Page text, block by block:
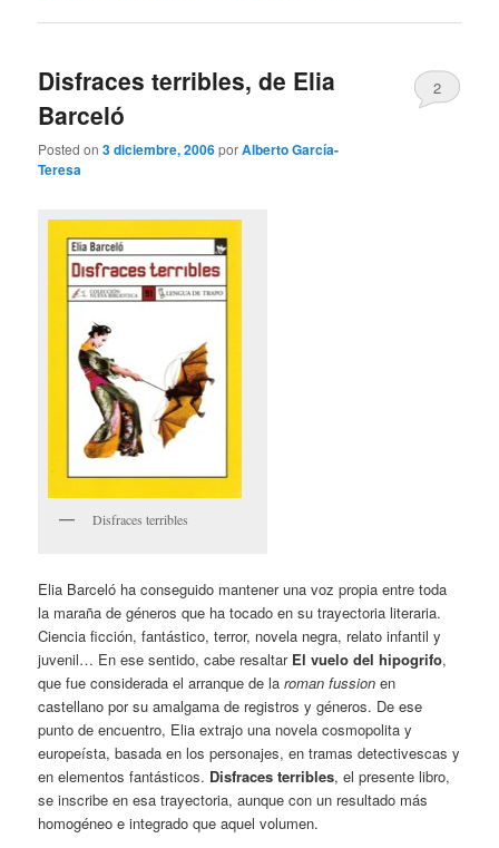
Disfraces terribles, de Elia
Barceló
Posted on3 diciembre, 2006porAlberto García-
Teresa
2
Disfraces terribles
Elia Barceló ha conseguido mantener una voz propia entre toda
la maraña de géneros que ha tocado en su trayectoria literaria.
Ciencia ficción, fantástico, terror, novela negra, relato infantil y
juvenil… En ese sentido, cabe resaltar El vuelo del hipogrifo,
que fue considerada el arranque de laroman fussion en
castellano por su amalgama de registros y géneros. De ese
punto de encuentro, Elia extrajo una novela cosmopolita y
europeísta, basada en los personajes, en tramas detectivescas y
en elementos fantásticos. Disfraces terribles, el presente libro,
se inscribe en esa trayectoria, aunque con un resultado más
homogéneo e integrado que aquel volumen.